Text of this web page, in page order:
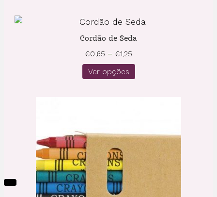
Cordão de Seda
€0,65 – €1,25
range:
Ver opções